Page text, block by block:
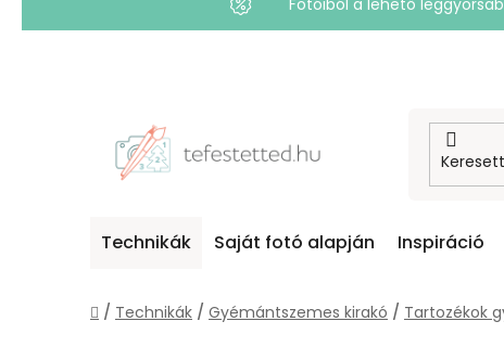
Fotóiból a lehető
Technikák Saját fotó alapján Inspiráció
Kezdőlap
/ Technikák / Gyémántszemes kirakó / Tartozékok